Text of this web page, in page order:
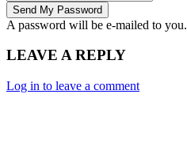
A password will be e-mailed to you.
LEAVE A REPLY
Log in to leave a comment